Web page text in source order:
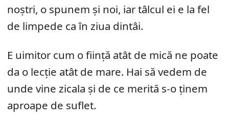
noștri, o spunem și noi, iar tâlcul ei e la fel
de limpede ca în ziua dintâi.
E uimitor cum o ființă atât de mică ne poate
da o lecție atât de mare. Hai să vedem de
unde vine zicala și de ce merită s-o ținem
aproape de suflet.